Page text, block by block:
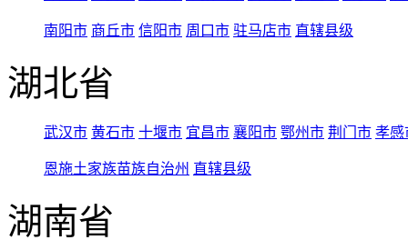
南阳市 商丘市 信阳市 周口市 驻马店市 直辖县级
湖北省
武汉市 黄石市 十堰市 宜昌市 襄阳市 鄂州市 荆门市 孝感
恩施土家族苗族自治州 直辖县级
湖南省